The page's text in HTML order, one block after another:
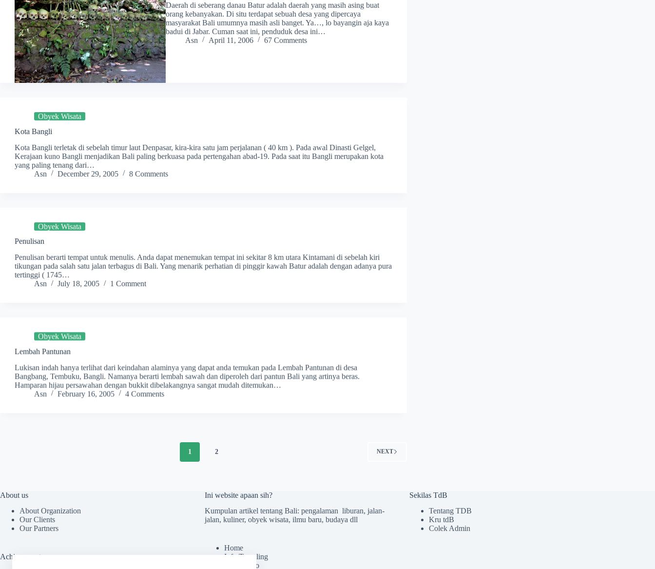
Daerah di seberang danau Batur adalah daerah yang masih asing buat
orang kebanyakan. Di situ terdapat sebuah desa yang dipercaya
masyarakat Bali umumnya masih asli banget. Ya…, lo bayangin aja kaya
badui di Jabar. Cuman saat ini, penduduk desa ini…
Asn
April 11, 2006 67 Comments
Obyek Wisata
Kota Bangli
Kota Bangli terletak di sebelah timur laut Denpasar, kira-kira satu jam perjalanan ( 40 km ). Pada awal Dinasti Gelgel,
Kerajaan kuno Bangli menjadikan Bali paling berkuasa pada pertengahan abad-19. Pada saat itu Bangli merupakan kota
yang paling tenang dari…
Asn
December 29, 2005 8 Comments
Obyek Wisata
Penulisan
Penulisan berarti tempat untuk menulis. Anda dapat menemukan tempat ini sekitar 8 km utara Kintamani di sebelah kiri
tikungan pada salah satu jalan terbagus di Bali. Yang menarik perhatian di pinggir kawah Batur adalah dengan adanya pura
tertinggi ( 1745…
Asn
July 18, 2005 1 Comment
Obyek Wisata
Lembah Pantunan
Lukisan indah hanya terlihat dari keindahan alaminya yang dapat anda temukan pada Lembah Pantunan di desa
Bangbang, Tembuku, Bangli. Namanya berarti lembah sawah dan diperoleh dari pantun Bali yang artinya beras.
Hamparan hijau persawahan dengan bukkit dibelakangnya sangat mudah ditemukan…
Asn
February 16, 2005 4 Comments
1 2 NEXT
About us
About Organization
Our Clients
Our Partners
Achievements
Ini website apaan sih?
Kumpulan artikel tentang Bali: pengalaman liburan, jalan-
jalan, kuliner, obyek wisata, ilmu baru, budaya dll
Home
Info Traveling
Galeri Foto
Sekilas TdB
Tentang TDB
Kru tdB
Colek Admin